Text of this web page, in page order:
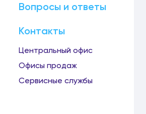
Вопросы и ответы
Контакты
Центральный офис
Офисы продаж
Сервисные службы